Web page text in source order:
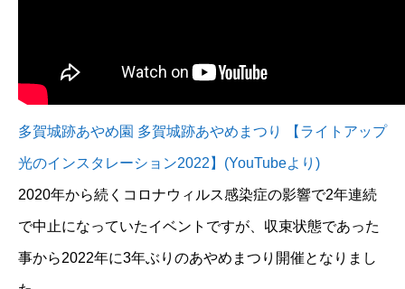
多賀城跡あやめ園 多賀城跡あやめまつり 【ライトアップ
光のインスタレーション2022】(YouTubeより)
2020年から続くコロナウィルス感染症の影響で2年連続
で中止になっていたイベントですが、収束状態であった
事から2022年に3年ぶりのあやめまつり開催となりまし